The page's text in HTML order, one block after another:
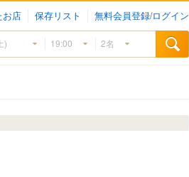
お店 保存リスト 無料会員登録/ログイン